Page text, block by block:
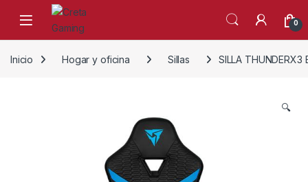
Skip to navigation
Skip to content
0
Inicio Hogar y oficina Sillas SILLA THUNDERX3
🔍